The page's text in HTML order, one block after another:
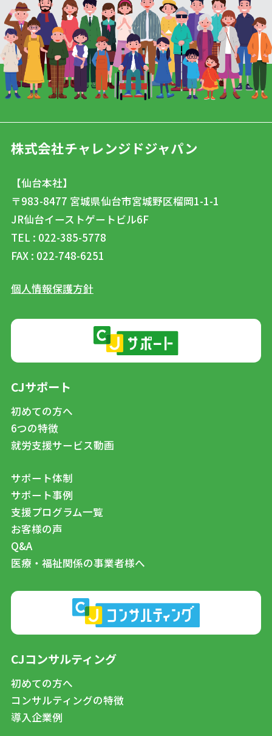
株式会社チャレンジドジャパン
【仙台本社】
〒983-8477 宮城県仙台市宮城野区榴岡1-1-1
JR仙台イーストゲートビル6F
TEL : 022-385-5778
FAX : 022-748-6251
個人情報保護方針
CJサポート
初めての方へ
6つの特徴
就労支援サービス動画
サポート体制
サポート事例
支援プログラム一覧
お客様の声
Q&A
医療・福祉関係の事業者様へ
CJコンサルティング
初めての方へ
コンサルティングの特徴
導入企業例